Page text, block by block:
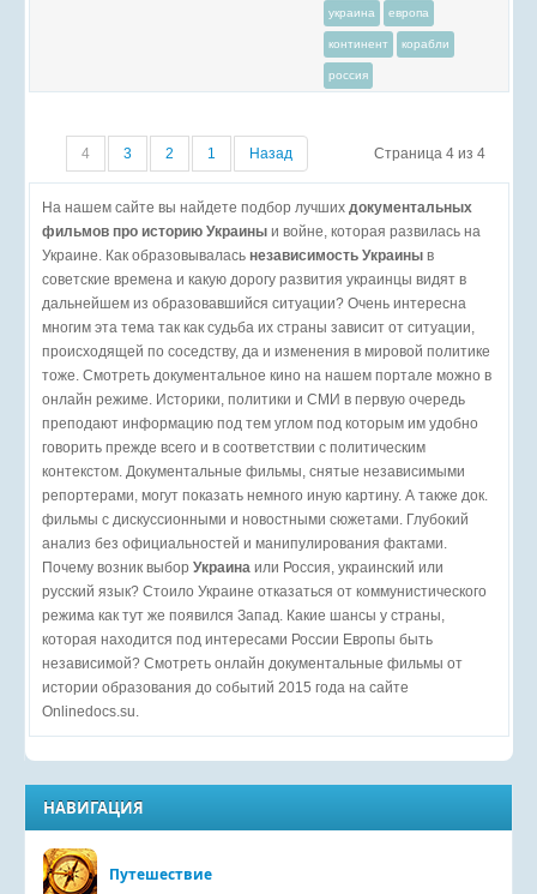
украина европа
континент корабли
россия
Страница 4 из 4
4 3 2 1 Назад
На нашем сайте вы найдете подбор лучших документальных
фильмов про историю Украины и войне, которая развилась на
Украине. Как образовывалась независимость Украины в
советские времена и какую дорогу развития украинцы видят в
дальнейшем из образовавшийся ситуации? Очень интересна
многим эта тема так как судьба их страны зависит от ситуации,
происходящей по соседству, да и изменения в мировой политике
тоже. Смотреть документальное кино на нашем портале можно в
онлайн режиме. Историки, политики и СМИ в первую очередь
преподают информацию под тем углом под которым им удобно
говорить прежде всего и в соответствии с политическим
контекстом. Документальные фильмы, снятые независимыми
репортерами, могут показать немного иную картину. А также док.
фильмы с дискуссионными и новостными сюжетами. Глубокий
анализ без официальностей и манипулирования фактами.
Почему возник выбор Украина или Россия, украинский или
русский язык? Стоило Украине отказаться от коммунистического
режима как тут же появился Запад. Какие шансы у страны,
которая находится под интересами России Европы быть
независимой? Смотреть онлайн документальные фильмы от
истории образования до событий 2015 года на сайте
Onlinedocs.su.
НАВИГАЦИЯ
Путешествие